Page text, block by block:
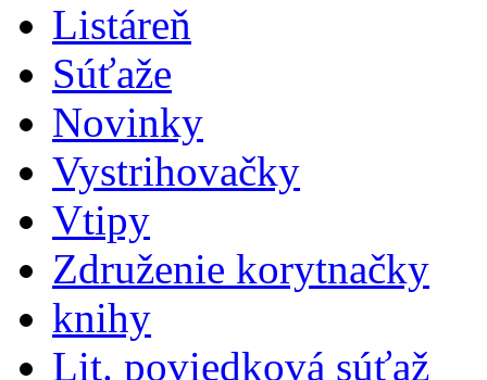
Listáreň
Súťaže
Novinky
Vystrihovačky
Vtipy
Združenie korytnačky
knihy
Lit. poviedková súťaž